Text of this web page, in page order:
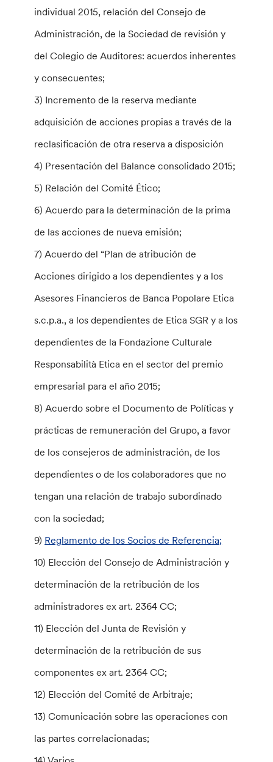
individual 2015, relación del Consejo de
Administración, de la Sociedad de revisión y
del Colegio de Auditores: acuerdos inherentes
y consecuentes;
3) Incremento de la reserva mediante
adquisición de acciones propias a través de la
reclasificación de otra reserva a disposición
4) Presentación del Balance consolidado 2015;
5) Relación del Comité Ético;
6) Acuerdo para la determinación de la prima
de las acciones de nueva emisión;
7) Acuerdo del “Plan de atribución de
Acciones dirigido a los dependientes y a los
Asesores Financieros de Banca Popolare Etica
s.c.p.a., a los dependientes de Etica SGR y a los
dependientes de la Fondazione Culturale
Responsabilità Etica en el sector del premio
empresarial para el año 2015;
8) Acuerdo sobre el Documento de Políticas y
prácticas de remuneración del Grupo, a favor
de los consejeros de administración, de los
dependientes o de los colaboradores que no
tengan una relación de trabajo subordinado
con la sociedad;
9) Reglamento de los Socios de Referencia;
10) Elección del Consejo de Administración y
determinación de la retribución de los
administradores ex art. 2364 CC;
11) Elección del Junta de Revisión y
determinación de la retribución de sus
componentes ex art. 2364 CC;
12) Elección del Comité de Arbitraje;
13) Comunicación sobre las operaciones con
las partes correlacionadas;